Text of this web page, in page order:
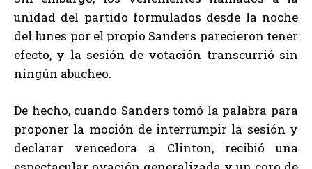
unidad del partido formulados desde la noche
del lunes por el propio Sanders parecieron tener
efecto, y la sesión de votación transcurrió sin
ningún abucheo.
De hecho, cuando Sanders tomó la palabra para
proponer la moción de interrumpir la sesión y
declarar vencedora a Clinton, recibió una